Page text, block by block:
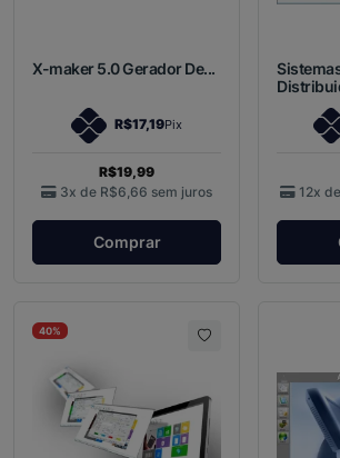
X-maker 5.0 Gerador De...
R$17,19Pix
R$19,99
3x de R$6,66 sem juros
Comprar
12x de
40%